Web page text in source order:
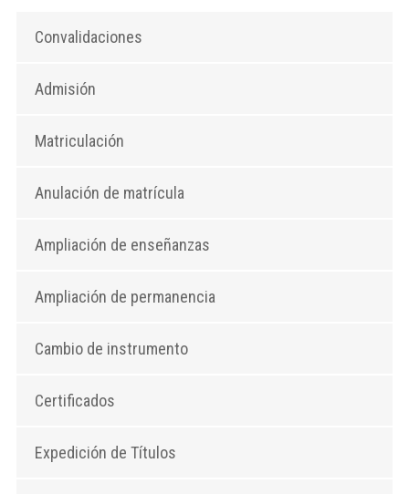
Convalidaciones
Admisión
Matriculación
Anulación de matrícula
Ampliación de enseñanzas
Ampliación de permanencia
Cambio de instrumento
Certificados
Expedición de Títulos